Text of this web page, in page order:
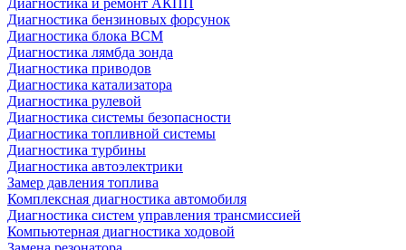
Диагностика бензиновых форсунок
Диагностика блока BCM
Диагностика лямбда зонда
Диагностика приводов
Диагностика катализатора
Диагностика рулевой
Диагностика системы безопасности
Диагностика топливной системы
Диагностика турбины
Диагностика автоэлектрики
Замер давления топлива
Комплексная диагностика автомобиля
Диагностика систем управления трансмиссией
Компьютерная диагностика ходовой